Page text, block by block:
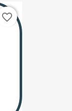
favorite_border